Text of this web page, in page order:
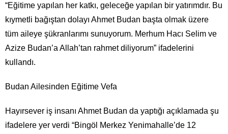
“Eğitime yapılan her katkı, geleceğe yapılan bir yatırımdır. Bu
kıymetli bağıştan dolayı Ahmet Budan başta olmak üzere
tüm aileye şükranlarımı sunuyorum. Merhum Hacı Selim ve
Azize Budan’a Allah’tan rahmet diliyorum” ifadelerini
kullandı.
Budan Ailesinden Eğitime Vefa
Hayırsever iş insanı Ahmet Budan da yaptığı açıklamada şu
ifadelere yer verdi “Bingöl Merkez Yenimahalle’de 12